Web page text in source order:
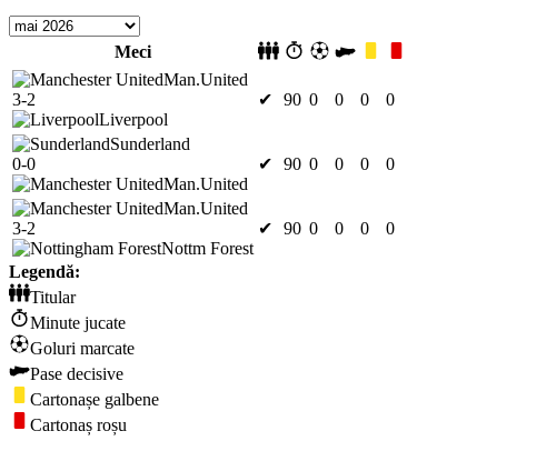
Meci
Man.United
3-2
Liverpool
✔ 90 0 0 0 0
Sunderland
0-0
Man.United
✔ 90 0 0 0 0
Man.United
3-2
Nottm Forest
✔ 90 0 0 0 0
Legendă:
Titular
Minute jucate
Goluri marcate
Pase decisive
Cartonașe galbene
Cartonaș roșu